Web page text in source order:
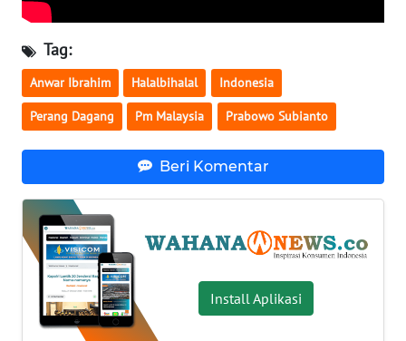
Tag:
Anwar Ibrahim Halalbihalal Indonesia
Perang Dagang Pm Malaysia Prabowo Subianto
Beri Komentar
Install Aplikasi
WN
BABEL
WN
SUMBAR
WN
BENGKULU
WN
LAMPUNG